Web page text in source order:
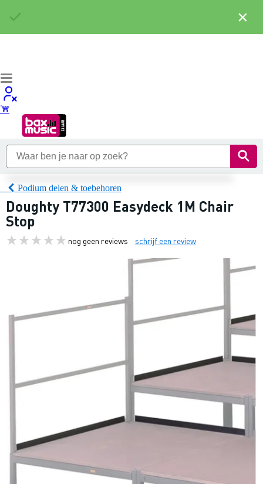
Podium delen & toebehoren
Doughty T77300 Easydeck 1M Chair
Stop
nog geen reviews schrijf een review
×